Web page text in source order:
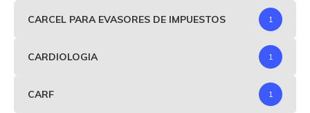
CARCEL PARA EVASORES DE IMPUESTOS 1
CARDIOLOGIA 1
CARF 1